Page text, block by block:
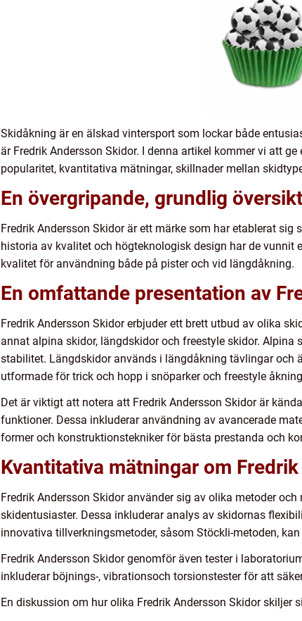
Skidåkning är en älskad vintersport som lockar både
är Fredrik Andersson Skidor. I denna artikel kommer vi att
popularitet, kvantitativa mätningar, skillnader mellan
En övergripande, grundlig
Fredrik Andersson Skidor är ett märke som har etablerat
historia av kvalitet och högteknologisk design har de
kvalitet för användning både på pister och vid längdåkning.
En omfattande presentation av
Fredrik Andersson Skidor erbjuder ett brett utbud av olika
annat alpina skidor, längdskidor och freestyle skidor.
stabilitet. Längdskidor används i längdåkning tävlingar och
utformade för trick och hopp i snöparker och freestyle
Det är viktigt att notera att Fredrik Andersson Skidor är
funktioner. Dessa inkluderar användning av avancerade
former och konstruktionstekniker för bästa prestanda och
Kvantitativa mätningar om
Fredrik Andersson Skidor använder sig av olika metoder
skidentusiaster. Dessa inkluderar analys av skidornas
innovativa tillverkningsmetoder, såsom Stöckli-metoden,
Fredrik Andersson Skidor genomför även tester i
inkluderar böjnings-, vibrationsoch torsionstester för att
En diskussion om hur olika Fredrik Andersson Skidor skiljer